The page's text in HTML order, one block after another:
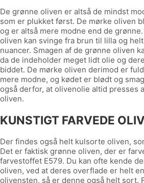
De grønne oliven er altså de mindst
som er plukket først. De mørke oliven
og er altså mere modne end de
oliven kan svinge fra brun til lilla og
nuancer. Smagen af de grønne oliven
da de indeholder meget lidt olie og
biddet. De mørke oliven derimod er
mere modne, og kødet er blødt og
også derfor, at olivenolie altid presses
oliven.
KUNSTIGT FARVEDE
Der findes også helt kulsorte oliven,
Det er faktisk grønne oliven, der er
farvestoffet E579. Du kan ofte kende
oliven, ved at deres overflade er helt
olivensten, så er denne også helt sort.